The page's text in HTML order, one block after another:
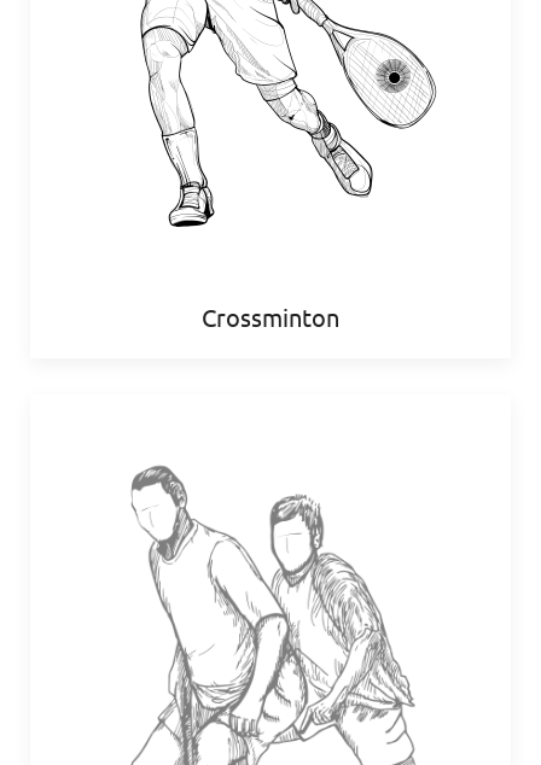
Crossminton